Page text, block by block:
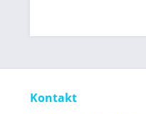
Kontakt